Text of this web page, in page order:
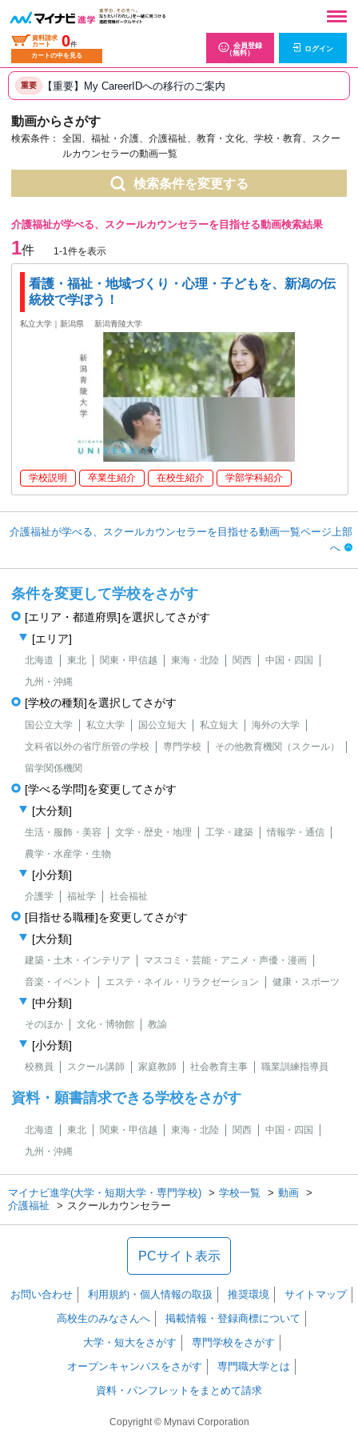
資料請求
カート
0件
カートの中を見る
会員登録
（無料）
ログイン
重要 【重要】My CareerIDへの移行のご案内
動画からさがす
検索条件：
全国、福祉・介護、介護福祉、教育・文化、学校・教育、スクー
ルカウンセラーの動画一覧
検索条件を変更する
介護福祉が学べる、スクールカウンセラーを目指せる動画検索結果
1件 1-1件を表示
看護・福祉・地域づくり・心理・子どもを、新潟の伝
統校で学ぼう！
私立大学｜新潟県 新潟青陵大学
学校説明 卒業生紹介 在校生紹介 学部学科紹介
介護福祉が学べる、スクールカウンセラーを目指せる動画一覧ページ上部
へ
条件を変更して学校をさがす
[エリア・都道府県]を選択してさがす
[エリア]
北海道 東北 関東・甲信越 東海・北陸 関西
中国・四国
九州・沖縄
[学校の種類]を選択してさがす
国公立大学 私立大学 国公立短大 私立短大
海外の大学
文科省以外の省庁所管の学校
専門学校
その他教育機関（スクール）
留学関係機関
[学べる学問]を変更してさがす
[大分類]
生活・服飾・美容 文学・歴史・地理 工学・建築
情報学・通信
農学・水産学・生物
[小分類]
介護学 福祉学 社会福祉
[目指せる職種]を変更してさがす
[大分類]
建築・土木・インテリア
マスコミ・芸能・アニメ・声優・漫画
音楽・イベント
エステ・ネイル・リラクゼーション 健康・スポーツ
[中分類]
そのほか 文化・博物館 教諭
[小分類]
校務員 スクール講師 家庭教師 社会教育主事 職業訓練指導員
資料・願書請求できる学校をさがす
北海道 東北 関東・甲信越 東海・北陸 関西
中国・四国
九州・沖縄
マイナビ進学(大学・短期大学・専門学校) 学校一覧
動画
介護福祉
スクールカウンセラー
PCサイト表示
お問い合わせ 利用規約・個人情報の取扱 推奨環境
サイトマップ
高校生のみなさんへ
掲載情報・登録商標について
大学・短大をさがす
専門学校をさがす
オープンキャンパスをさがす
専門職大学とは
資料・パンフレットをまとめて請求
Copyright © Mynavi Corporation